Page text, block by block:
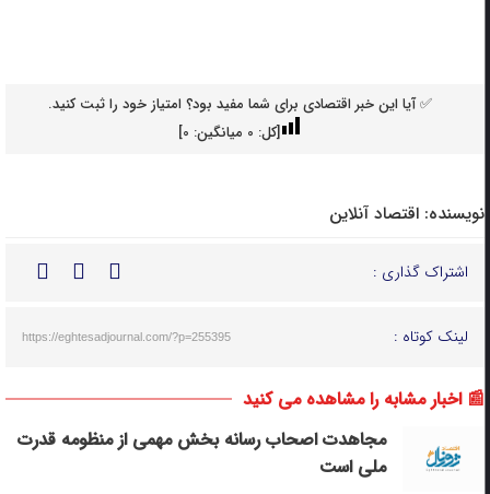
✅ آیا این خبر اقتصادی برای شما مفید بود؟ امتیاز خود را ثبت کنید.
[کل: 0میانگین: 0
]
نویسنده: اقتصاد آنلاین
اشتراک گذاری :
لینک کوتاه : https://eghtesadjournal.com/?p=255395
📰 اخبار مشابه را مشاهده می کنید
مجاهدت اصحاب رسانه بخش مهمی از منظومه قدرت
ملی است